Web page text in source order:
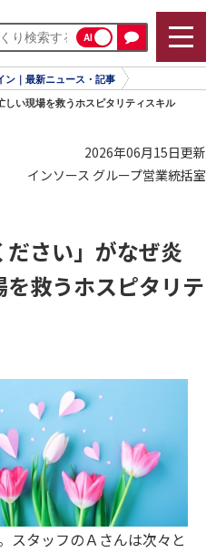
AI
ン｜最新ニュース・記事
しい現場を救うホスピタリティスキル
2026年06月15日更新
インソース グループ営業統括室
ださい」がなぜ炎
救うホスピタリテ
スタッフのＡさんは次々と